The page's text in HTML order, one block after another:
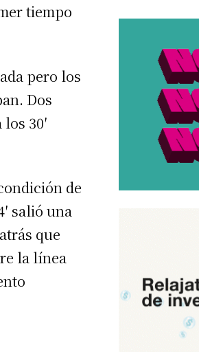
tiempo
pero los
Dos
30′
de
salió una
que
la línea